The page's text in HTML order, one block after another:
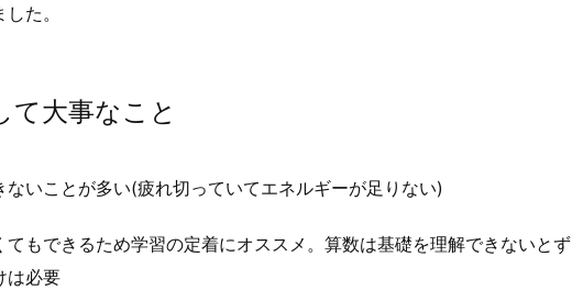
た。
て大事なこと
いことが多い(疲れ切っていてエネルギーが足りない)
もできるため学習の定着にオススメ。算数は基礎を理解できないとず
は必要